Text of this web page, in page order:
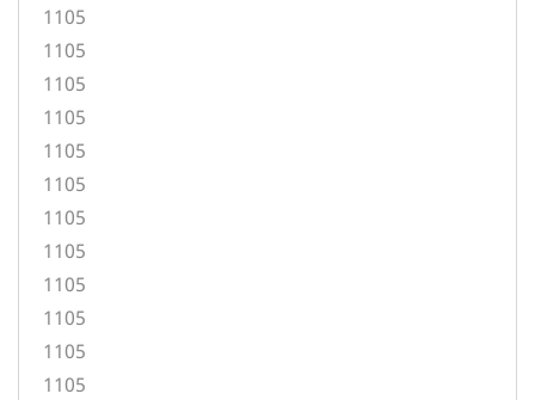
1105
1105
1105
1105
1105
1105
1105
1105
1105
1105
1105
1105